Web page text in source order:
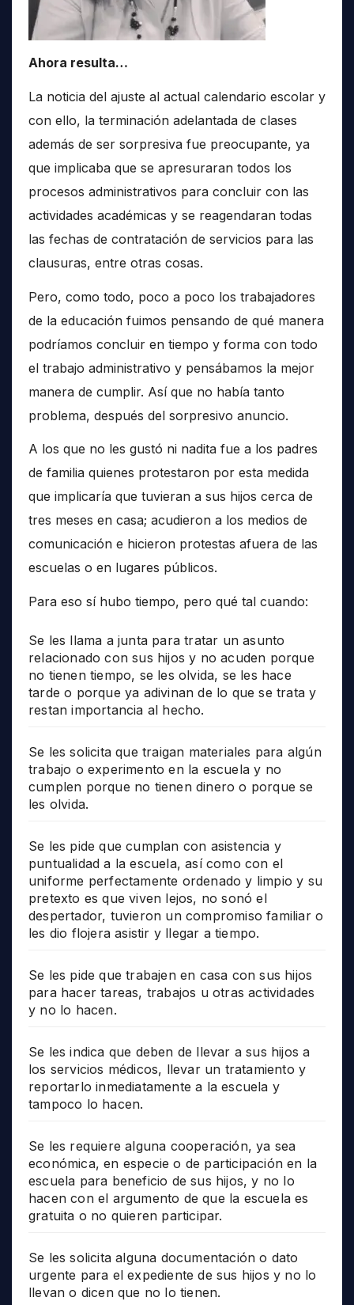
Ahora resulta…
La noticia del ajuste al actual calendario escolar y
con ello, la terminación adelantada de clases
además de ser sorpresiva fue preocupante, ya
que implicaba que se apresuraran todos los
procesos administrativos para concluir con las
actividades académicas y se reagendaran todas
las fechas de contratación de servicios para las
clausuras, entre otras cosas.
Pero, como todo, poco a poco los trabajadores
de la educación fuimos pensando de qué manera
podríamos concluir en tiempo y forma con todo
el trabajo administrativo y pensábamos la mejor
manera de cumplir. Así que no había tanto
problema, después del sorpresivo anuncio.
A los que no les gustó ni nadita fue a los padres
de familia quienes protestaron por esta medida
que implicaría que tuvieran a sus hijos cerca de
tres meses en casa; acudieron a los medios de
comunicación e hicieron protestas afuera de las
escuelas o en lugares públicos.
Para eso sí hubo tiempo, pero qué tal cuando:
Se les llama a junta para tratar un asunto
relacionado con sus hijos y no acuden porque
no tienen tiempo, se les olvida, se les hace
tarde o porque ya adivinan de lo que se trata y
restan importancia al hecho.
Se les solicita que traigan materiales para algún
trabajo o experimento en la escuela y no
cumplen porque no tienen dinero o porque se
les olvida.
Se les pide que cumplan con asistencia y
puntualidad a la escuela, así como con el
uniforme perfectamente ordenado y limpio y su
pretexto es que viven lejos, no sonó el
despertador, tuvieron un compromiso familiar o
les dio flojera asistir y llegar a tiempo.
Se les pide que trabajen en casa con sus hijos
para hacer tareas, trabajos u otras actividades
y no lo hacen.
Se les indica que deben de llevar a sus hijos a
los servicios médicos, llevar un tratamiento y
reportarlo inmediatamente a la escuela y
tampoco lo hacen.
Se les requiere alguna cooperación, ya sea
económica, en especie o de participación en la
escuela para beneficio de sus hijos, y no lo
hacen con el argumento de que la escuela es
gratuita o no quieren participar.
Se les solicita alguna documentación o dato
urgente para el expediente de sus hijos y no lo
llevan o dicen que no lo tienen.